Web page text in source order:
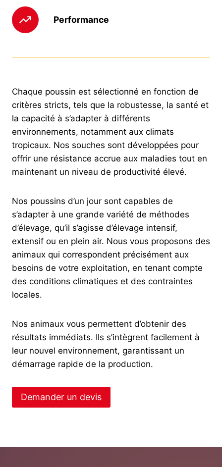
Performance
Chaque poussin est sélectionné en fonction de
critères stricts, tels que la robustesse, la santé et
la capacité à s’adapter à différents
environnements, notamment aux climats
tropicaux. Nos souches sont développées pour
offrir une résistance accrue aux maladies tout en
maintenant un niveau de productivité élevé.
Nos poussins d’un jour sont capables de
s’adapter à une grande variété de méthodes
d’élevage, qu’il s’agisse d’élevage intensif,
extensif ou en plein air. Nous vous proposons des
animaux qui correspondent précisément aux
besoins de votre exploitation, en tenant compte
des conditions climatiques et des contraintes
locales.
Nos animaux vous permettent d’obtenir des
résultats immédiats. Ils s’intègrent facilement à
leur nouvel environnement, garantissant un
démarrage rapide de la production.
Demander un devis